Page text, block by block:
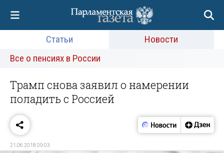
Статьи
Новости
Все о пенсиях в России
Трамп снова заявил о намерении
поладить с Россией
21.06.2018 09:03